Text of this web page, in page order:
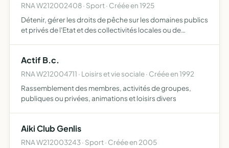
RNA W212002408 · Sport · Créée en 1925
Détenir, gérer les droits de pêche sur les domaines publics
et privés de l'Etat et des collectivités locales ou de
Actif B.c.
RNA W212004711 · Loisirs et vie sociale · Créée en 1992
Rassemblement des membres, activités de groupes,
publiques ou privées, animations et loisirs divers
Aiki Club Genlis
RNA W212003243 · Sport · Créée en 2005